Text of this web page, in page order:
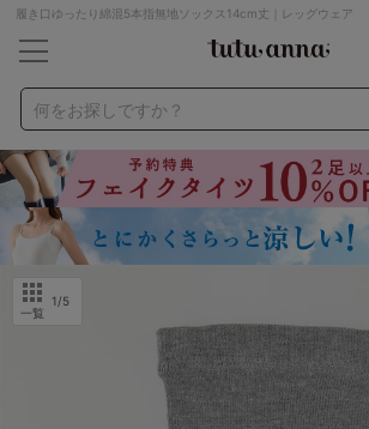
履き口ゆったり綿混5本指無地ソックス14cm丈｜レッグウェア
何をお探しですか？
ナイトブラ ノンワイヤー 特盛ブラ
チ
折り畳み
パジャマ ストッキング
キャ
ルームウェア
カテゴリから探す
下着
一覧
1/5